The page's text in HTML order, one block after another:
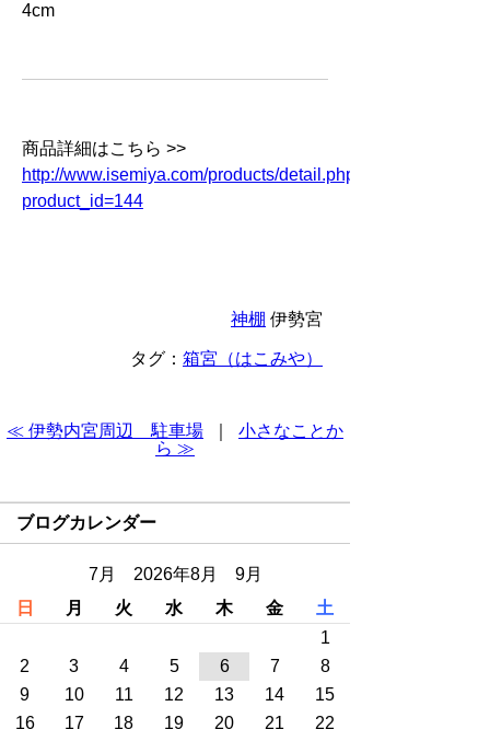
4cm
商品詳細はこちら >>
http://www.isemiya.com/products/detail.php?
product_id=144
神棚 伊勢宮
タグ： 箱宮（はこみや）
≪ 伊勢内宮周辺 駐車場
小さなことか
ら ≫
ブログカレンダー
7月 2026年8月 9月
日
月 火 水 木 金
土
1
2
3 4 5 6 7
8
9
10 11 12 13 14
15
16
17 18 19 20 21
22